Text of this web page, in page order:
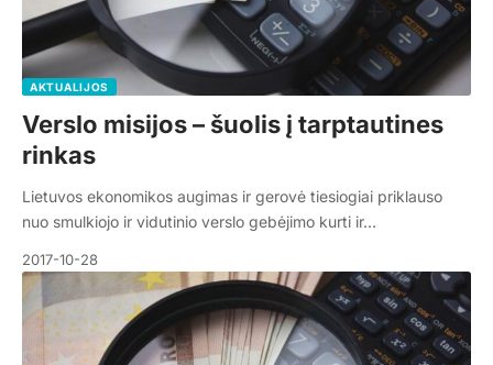
AKTUALIJOS
Verslo misijos – šuolis į tarptautines
rinkas
Lietuvos ekonomikos augimas ir gerovė tiesiogiai priklauso
nuo smulkiojo ir vidutinio verslo gebėjimo kurti ir…
2017-10-28